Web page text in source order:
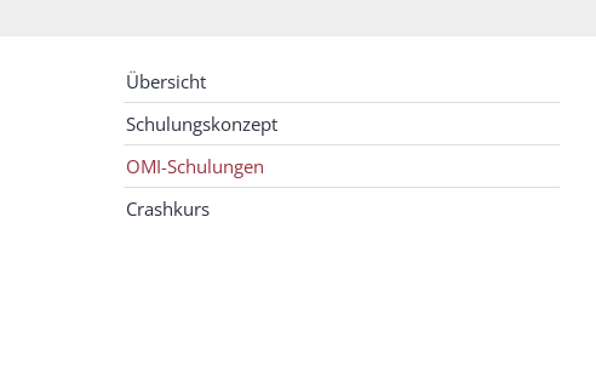
Übersicht
Schulungskonzept
OMI-Schulungen
Crashkurs